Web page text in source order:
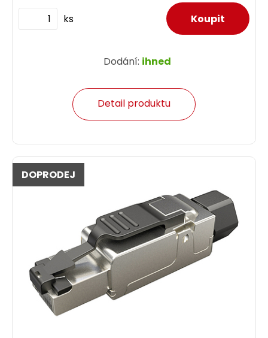
ks
Dodání: ihned
Detail produktu
DOPRODEJ